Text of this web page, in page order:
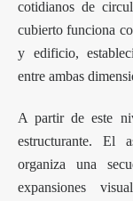
cotidianos de
cubierto funciona
y edificio,
entre ambas
A partir de este
estructurante. El
organiza una
expansiones